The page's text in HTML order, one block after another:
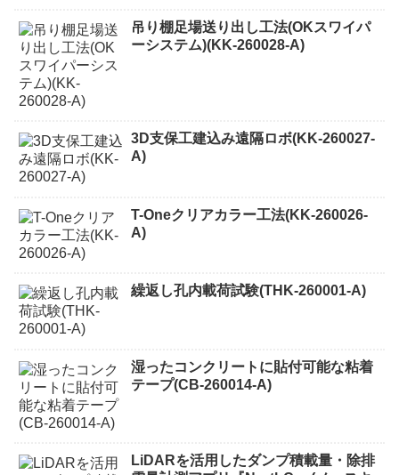
吊り棚足場送り出し工法(OKスワイパ
ーシステム)(KK-260028-A)
3D支保工建込み遠隔ロボ(KK-260027-
A)
T-Oneクリアカラー工法(KK-260026-
A)
繰返し孔内載荷試験(THK-260001-A)
湿ったコンクリートに貼付可能な粘着
テープ(CB-260014-A)
LiDARを活用したダンプ積載量・除排